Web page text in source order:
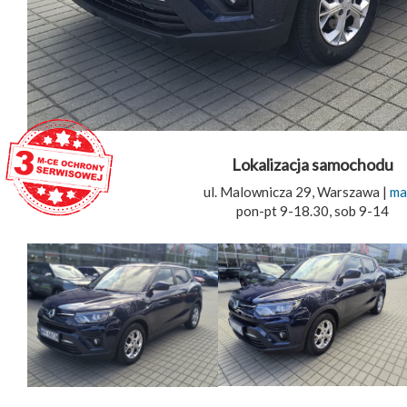
Lokalizacja samochodu
ul. Malownicza 29, Warszawa |
pon-pt 9-18.30, sob 9-14